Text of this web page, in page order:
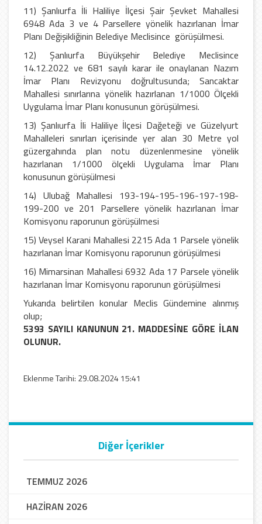
11) Şanlıurfa İli Haliliye İlçesi Şair Şevket Mahallesi
6948 Ada 3 ve 4 Parsellere yönelik hazırlanan İmar
Planı Değişikliğinin Belediye Meclisince görüşülmesi.
12) Şanlıurfa Büyükşehir Belediye Meclisince
14.12.2022 ve 681 sayılı karar ile onaylanan Nazım
İmar Planı Revizyonu doğrultusunda; Sancaktar
Mahallesi sınırlarına yönelik hazırlanan 1/1000 Ölçekli
Uygulama İmar Planı konusunun görüşülmesi.
13) Şanlıurfa İli Haliliye İlçesi Dağeteği ve Güzelyurt
Mahalleleri sınırları içerisinde yer alan 30 Metre yol
güzergahında plan notu düzenlenmesine yönelik
hazırlanan 1/1000 ölçekli Uygulama İmar Planı
konusunun görüşülmesi
14) Ulubağ Mahallesi 193-194-195-196-197-198-
199-200 ve 201 Parsellere yönelik hazırlanan İmar
Komisyonu raporunun görüşülmesi
15) Veysel Karani Mahallesi 2215 Ada 1 Parsele yönelik
hazırlanan İmar Komisyonu raporunun görüşülmesi
16) Mimarsinan Mahallesi 6932 Ada 17 Parsele yönelik
hazırlanan İmar Komisyonu raporunun görüşülmesi
Yukarıda belirtilen konular Meclis Gündemine alınmış
olup;
5393 SAYILI KANUNUN 21. MADDESİNE GÖRE İLAN
OLUNUR.
Eklenme Tarihi: 29.08.2024 15:41
Diğer İçerikler
TEMMUZ 2026
HAZİRAN 2026